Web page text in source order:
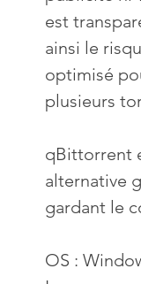
est
ainsi le
optimisé
plusieurs
qBittorrent
alternative
gardant le
OS :